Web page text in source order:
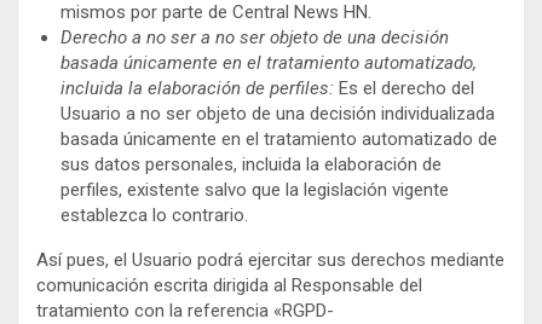
mismos por parte de Central News HN.
Derecho a no ser a no ser objeto de una decisión
basada únicamente en el tratamiento automatizado,
incluida la elaboración de perfiles: Es el derecho del
Usuario a no ser objeto de una decisión individualizada
basada únicamente en el tratamiento automatizado de
sus datos personales, incluida la elaboración de
perfiles, existente salvo que la legislación vigente
establezca lo contrario.
Así pues, el Usuario podrá ejercitar sus derechos mediante
comunicación escrita dirigida al Responsable del
tratamiento con la referencia «RGPD-